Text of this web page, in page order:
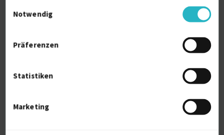
Notwendig
Präferenzen
Statistiken
Marketing
Über mich
Mit 30 Jahren Erfahrung als CFO in internationalen
Logistik- und Dienstleistungsunternehmen sowie